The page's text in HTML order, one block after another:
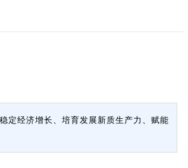
定经济增长、培育发展新质生产力、赋能